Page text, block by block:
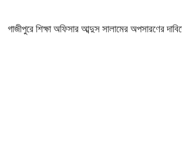
গাজীপুরে শিক্ষা অফিসার আব্দুস সালামের অপসারণের